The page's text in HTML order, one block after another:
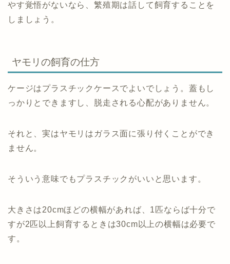
やす覚悟がないなら、繁殖期は話して飼育することを
しましょう。
ヤモリの飼育の仕方
ケージはプラスチックケースでよいでしょう。蓋もし
っかりとできますし、脱走される心配がありません。
それと、実はヤモリはガラス面に張り付くことができ
ません。
そういう意味でもプラスチックがいいと思います。
大きさは20cmほどの横幅があれば、1匹ならば十分で
すが2匹以上飼育するときは30cm以上の横幅は必要で
す。